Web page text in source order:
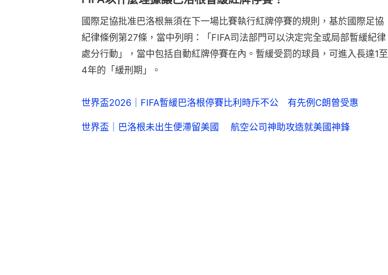
國際足協批准巴洛根無須在下一場比賽執行紅牌停賽的規則，基於國際足協
紀律條例第27條，當中列明：「FIFA司法部門可以決定完全或局部暫緩紀律
處分行動」，當中包括自動紅牌停賽在內。暫緩受罰的球員，可進入長達1至
4年的「緩刑期」。
世界盃2026｜FIFA暫緩巴洛根停賽比利時斥不公 有先例C朗曾受惠
世界盃｜巴洛根未出生便滯留美國 航空公司神助攻造就美國神鋒